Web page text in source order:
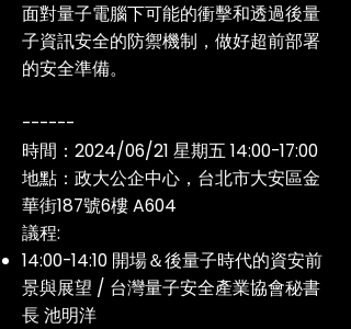
面對量⼦電腦下可能的衝擊和透過後量
⼦資訊安全的防禦機制，做好超前部署
的安全準備。
------
時間：2024/06/21 星期五 14:00-17:00
地點：政大公企中心，台北市大安區金
華街187號6樓 A604
議程:
14:00-14:10 開場＆後量子時代的資安前
景與展望 / 台灣量子安全產業協會秘書
長 池明洋